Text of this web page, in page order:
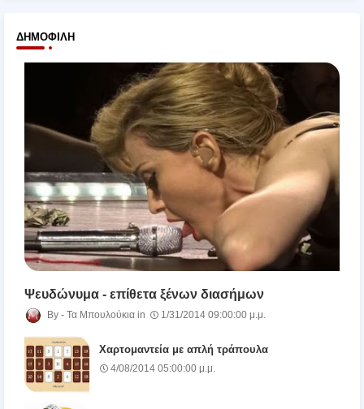
ΔΗΜΟΦΙΛΉ
Ψευδώνυμα - επίθετα ξένων διασήμων
Τα Μπουλούκια 1/31/2014 09:00:00 μ.μ.
Χαρτομαντεία με απλή τράπουλα
4/08/2014 05:00:00 μ.μ.